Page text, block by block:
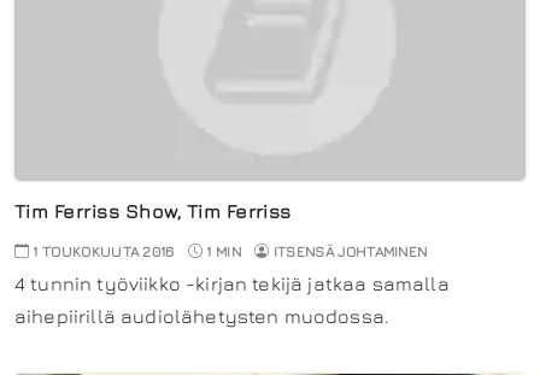
Tim Ferriss Show, Tim Ferriss
1 TOUKOKUUTA 2016 1 MIN ITSENSÄ JOHTAMINEN
4 tunnin työviikko -kirjan tekijä jatkaa samalla
aihepiirillä audiolähetysten muodossa.